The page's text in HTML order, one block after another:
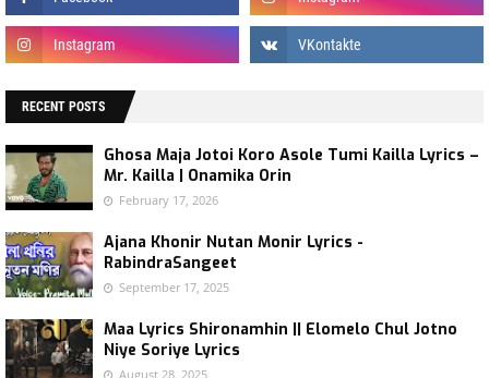
RECENT POSTS
Ghosa Maja Jotoi Koro Asole Tumi Kailla Lyrics –
Mr. Kailla | Onamika Orin
February 17, 2026
Ajana Khonir Nutan Monir Lyrics -
RabindraSangeet
September 17, 2025
Maa Lyrics Shironamhin || Elomelo Chul Jotno
Niye Soriye Lyrics
August 28, 2025